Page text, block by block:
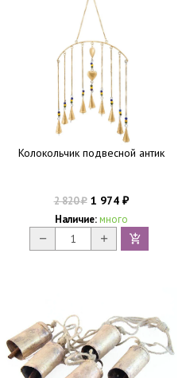
Колокольчик подвесной антик
2 820₽1 974 ₽
Наличие: много